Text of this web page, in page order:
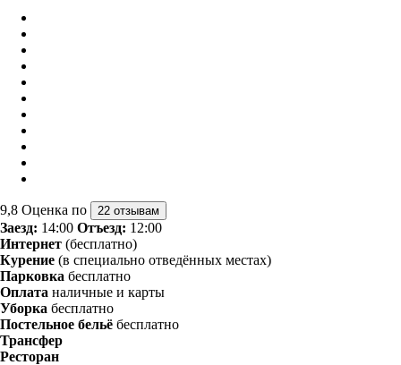
9,8 Оценка по 22 отзывам
Заезд: 14:00 Отъезд: 12:00
Интернет (бесплатно)
Курение (в специально отведённых местах)
Парковка бесплатно
Оплата наличные и карты
Уборка бесплатно
Постельное бельё бесплатно
Трансфер
Ресторан